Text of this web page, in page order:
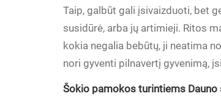
Taip, galbūt gali įsivaizduoti, bet
susidūrė, arba jų artimieji. Ritos
kokia negalia bebūtų, ji neatima
nori gyventi pilnavertį gyvenimą,
Šokio pamokos turintiems Dauno